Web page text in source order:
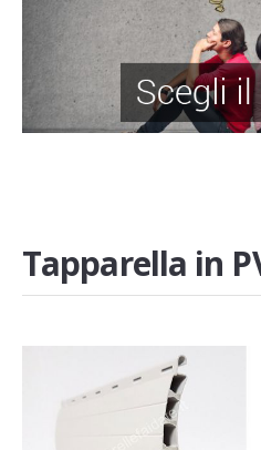
Tapparella in